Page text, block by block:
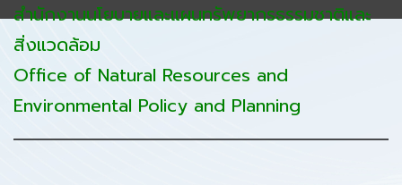
สำนักงานนโยบายและแผนทรัพยากรธรรมชาติและ
สิ่งแวดล้อม
Office of Natural Resources and
Environmental Policy and Planning